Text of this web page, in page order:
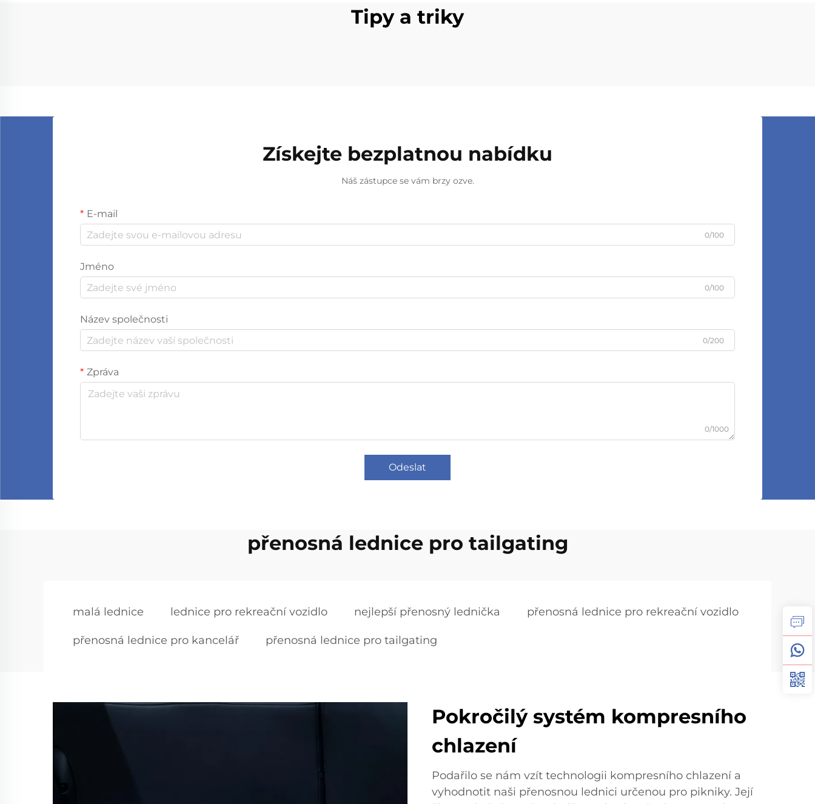
Tipy a triky
Získejte bezplatnou nabídku
Náš zástupce se vám brzy ozve.
E-mail
0/100
Jméno
0/100
Název společnosti
0/200
Zpráva
0/1000
Odeslat
přenosná lednice pro tailgating
malá lednice lednice pro rekreační vozidlo nejlepší přenosný lednička přenosná lednice pro rekreační vozidlo
přenosná lednice pro kancelář přenosná lednice pro tailgating
Pokročilý systém kompresního
chlazení
Podařilo se nám vzít technologii kompresního chlazení a
vyhodnotit naši přenosnou lednici určenou pro pikniky. Její